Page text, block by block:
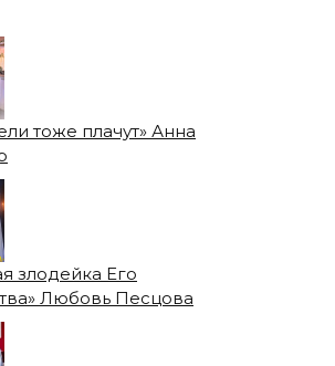
тоже плачут» Анна
злодейка Его
Любовь Песцова